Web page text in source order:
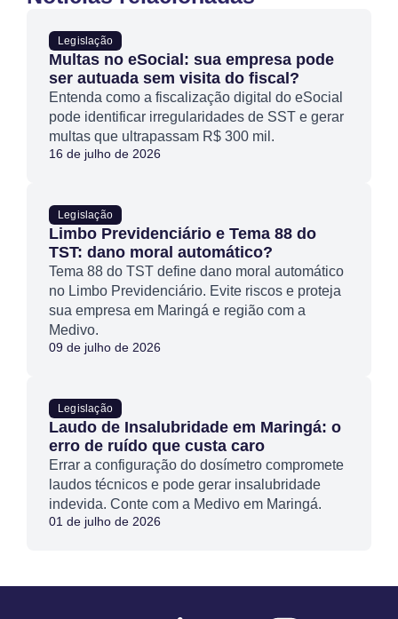
Legislação
Multas no eSocial: sua empresa pode
ser autuada sem visita do fiscal?
Entenda como a fiscalização digital do eSocial
pode identificar irregularidades de SST e gerar
multas que ultrapassam R$ 300 mil.
16 de julho de 2026
Legislação
Limbo Previdenciário e Tema 88 do
TST: dano moral automático?
Tema 88 do TST define dano moral automático
no Limbo Previdenciário. Evite riscos e proteja
sua empresa em Maringá e região com a
Medivo.
09 de julho de 2026
Legislação
Laudo de Insalubridade em Maringá: o
erro de ruído que custa caro
Errar a configuração do dosímetro compromete
laudos técnicos e pode gerar insalubridade
indevida. Conte com a Medivo em Maringá.
01 de julho de 2026